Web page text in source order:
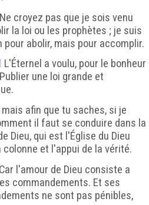
Ne croyez pas que je sois venu
la loi ou les prophètes ; je suis
pour abolir, mais pour accomplir.
L'Éternel a voulu, pour le bonheur
une loi grande et
mais afin que tu saches, si je
il faut se conduire dans la
Dieu, qui est l'Église du Dieu
colonne et l'appui de la vérité.
Car l'amour de Dieu consiste a
commandements. Et ses
ne sont pas pénibles,